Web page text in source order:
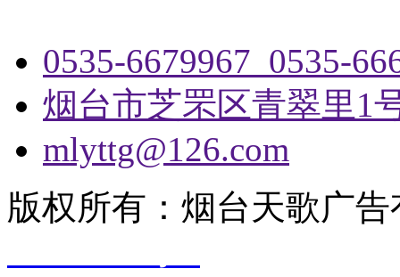
0535-6679967 0535-
烟台市芝罘区青翠里1
mlyttg@126.com
版权所有：烟台天歌广